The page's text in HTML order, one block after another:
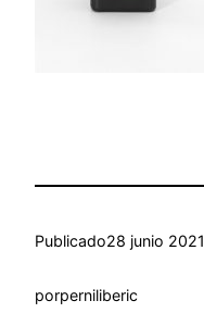
Publicado28 junio 2021
porperniliberic